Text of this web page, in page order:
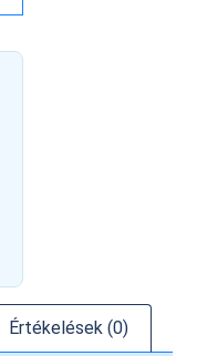
Értékelések (0)